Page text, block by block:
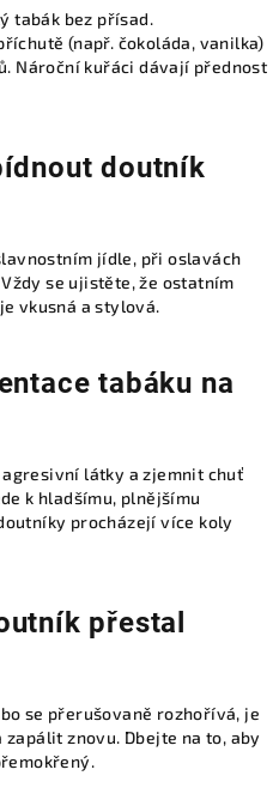
tabák bez přísad.
(např. čokoláda, vanilka)
Nároční kuřáci dávají přednost
doutník
jídle, při oslavách
se ujistěte, že ostatním
vkusná a stylová.
tabáku na
látky a zjemnit chuť
k hladšímu, plnějšímu
procházejí více koly
přestal
se přerušovaně rozhořívá, je
znovu. Dbejte na to, aby